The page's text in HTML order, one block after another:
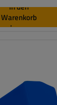
In den
Warenkorb
legen
2006 mm
1256 mm